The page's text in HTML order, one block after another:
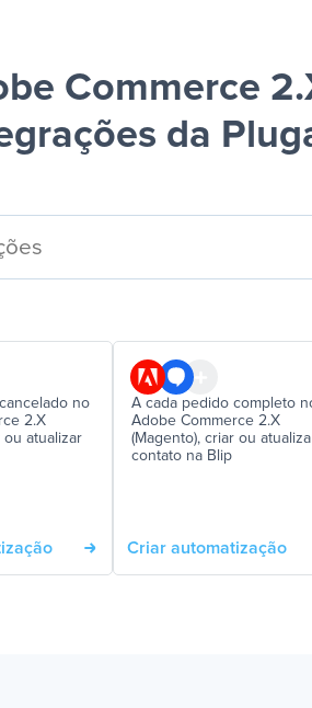
Commerce
da
no
2.X
ou atualizar
A cada pedido completo
Adobe Commerce 2.X
(Magento), criar ou
contato na Blip
Criar automatização